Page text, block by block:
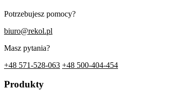
Potrzebujesz pomocy?
biuro@rekol.pl
Masz pytania?
+48 571-528-063 +48 500-404-454
Produkty